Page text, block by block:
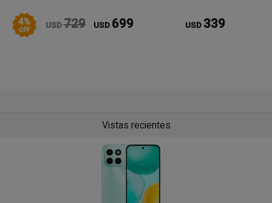
4%
OFF USD729 USD 699 USD 339
Vistas recientes